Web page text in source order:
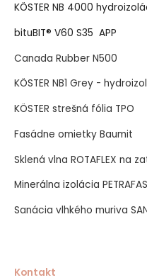
KÖSTER NB 4000
bituBIT® V60 S35 APP
Canada Rubber N500
KÖSTER NB1 Grey -
KÖSTER strešná fólia TPO
Fasádne omietky Baumit
Sklená vlna ROTAFLEX na
Minerálna izolácia
Sanácia vlhkého muriva
Kontakt